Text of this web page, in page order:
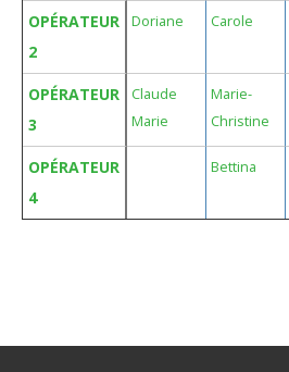
OPÉRATEUR
2
Doriane Carole
OPÉRATEUR
3
Claude
Marie
Marie-
Christine
OPÉRATEUR
4
Bettina